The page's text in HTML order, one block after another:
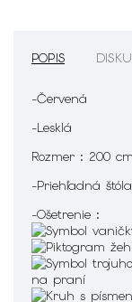
POPIS
-Červená
-Lesklá
Rozmer : 200
-Priehľadná štóla
-Ošetrenie :